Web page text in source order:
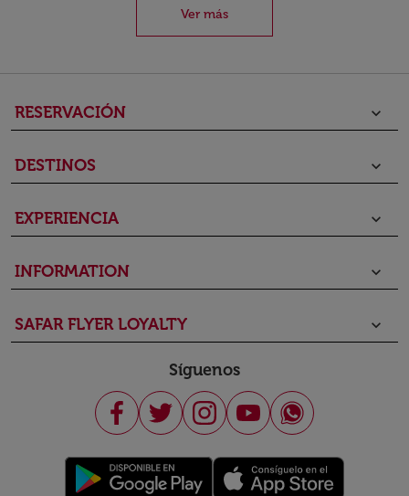
Ver más
RESERVACIÓN keyboard_arrow_down
DESTINOS keyboard_arrow_down
EXPERIENCIA keyboard_arrow_down
INFORMATION keyboard_arrow_down
SAFAR FLYER LOYALTY keyboard_arrow_down
Síguenos